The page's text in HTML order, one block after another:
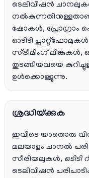
ടെലിവിഷൻ
നൽകുന്നതിനുള്ളതാണ്.
ഷോകൾ, പ്രോഗ്രാം
ഓടിടി
സ്ട്രീമിംഗ്
തുടങ്ങിയവയെ
ഉൾക്കൊള്ളുന്നു.
ശ്രദ്ധിയ്ക്കുക
ഇവിടെ യാതൊരു
മലയാളം ചാനല്‍
സീരിയലുകള്‍, ഒടിടി
ടെലിവിഷന്‍